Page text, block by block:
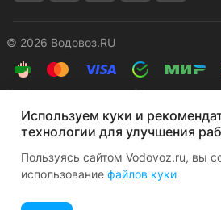
© 2026 Водовоз.RU
КонфиденциальностьОферта
Используем куки и
технологии для улучшения
Пользуясь сайтом Vodovoz.ru, вы
использование файлов куки